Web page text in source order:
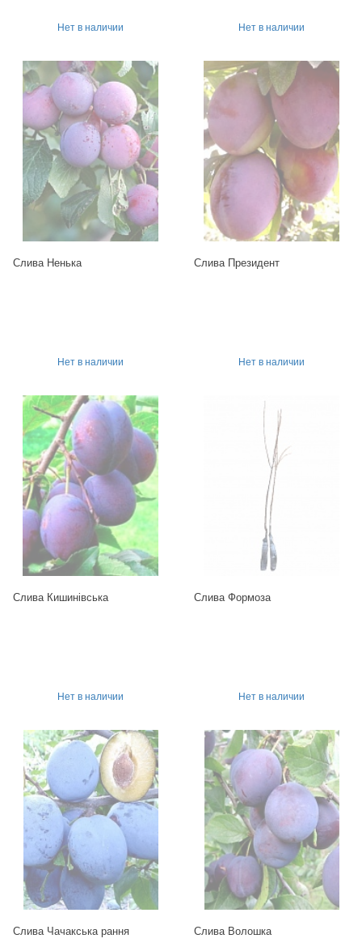
Нет в наличии Нет в наличии
Слива Ненька
Нет в наличии
Слива Президент
Нет в наличии
Слива Кишинівська
Нет в наличии
Слива Формоза
Нет в наличии
Слива Чачакська рання Слива Волошка